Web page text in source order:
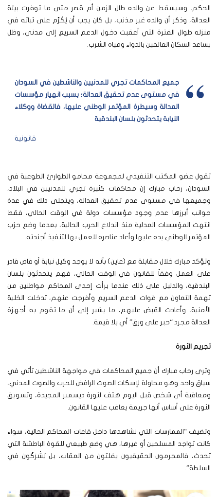
الحكم، وسيسقط عن والده طال الزمن أم قصر متى ما توفرت بيئة
العدالة، وذكر أن والده غير مذنب، بل كان يجب أن يُكَرَّم على ثباته في
منزله طوال الفترة التي أعقبت دخول الدعم السريع إلى مدني، وظل
يساعد السكان العالقين بالدواء ومياه الشرب.
جميع المحاكمات تجري للمدنيين والناشطين في السودان
في مستوى عدم تحقيق العدالة؛ بسبب انهيار مؤسسات
العدالة وسيطرة المؤتمر الوطني عليها، فالقضاة ووكلاء
النيابة يتحدثون بلسان البندقية
قانونية
تقول عضو المكتب التنفيذي لمجموعة محامو الطوارئ الطوعية في
السودان، رحاب مبارك إن محاكمات كثيرة تجري للمدنيين في البلاد،
وجميعها في مستوى عدم تحقيق العدالة، ويتجلى ذلك في عدة
جوانب أبرزها عدم وجود مؤسسات دولة في الوقت الحالي، فقط
انتهت المؤسسات العدلية منذ اندلاع الحرب الحالية، بعدما وضع حزب
المؤتمر الوطني يده عليها وأعاد عناصره للعمل بها لتنفيذ أجندته.
وتؤكد مبارك خلال مقابلة مع (عاين) بأنه لا يوجد وكيل نيابة أو قاض قادر
على العمل وفقاً للقانون في الوقت الحالي، فهم يتحدثون بلسان
البندقية، والدليل على ذلك عندما برأت إحدى المحاكم مواطنين من
تهمة التعاون مع قوات الدعم السريع وأفرجت عنهم، تدخلت الخلية
الأمنية، وأعادت القبض عليهم، ما يشير إلى أن ما تقوم به أجهزة
العدالة مجرد “حبر على ورق” أي بلا قيمة.
تجريم الثورة
وترى رحاب مبارك أن جميع المحاكمات في مواجهة الناشطين تأتي في
سياق واحد وهو محاولة لإسكات الصوت الرافض للحرب والصوت المدني،
ومعاقبة أي شخص قبل اليوم هتف لثورة ديسمبر المجيدة، وتسويق
الثورة على أساس أنها جريمة يعاقب عليها القانون.
وتضيف “الممارسات التي نشاهدها داخل قاعات المحاكم الحالية، سواء
كانت تواجد المسلحين أو غيرها، هي وضع طبيعي للقوة الباطشة التي
تحدث، فالمجرمون الحقيقيون يفلتون من العقاب، بل يُشْرَكُون في
السلطة”.